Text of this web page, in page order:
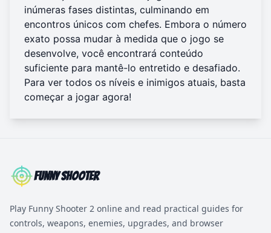
inúmeras fases distintas, culminando em
encontros únicos com chefes. Embora o número
exato possa mudar à medida que o jogo se
desenvolve, você encontrará conteúdo
suficiente para mantê-lo entretido e desafiado.
Para ver todos os níveis e inimigos atuais, basta
começar a jogar agora!
Funny Shooter
Play Funny Shooter 2 online and read practical guides for
controls, weapons, enemies, upgrades, and browser